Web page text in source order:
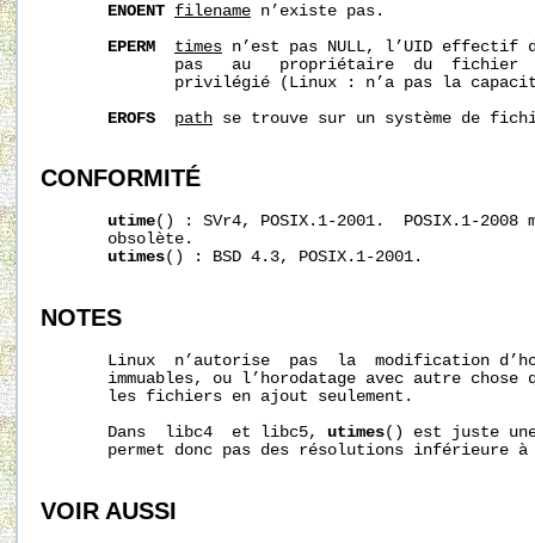
ENOENT filename n’existe pas.
EPERM
times n’est pas NULL, l’UID effectif
pas   au   propriétaire  du  fichier
privilégié (Linux : n’a pas la
EROFS
path se trouve sur un système de
CONFORMITÉ
utime() : SVr4, POSIX.1-2001.  POSIX.1-2008
       obsolète.
utimes() : BSD 4.3, POSIX.1-2001.
NOTES
Linux  n’autorise  pas  la  modification
immuables, ou l’horodatage avec autre chose
       les fichiers en ajout seulement.
       Dans  libc4  et libc5,
utimes() est juste
permet donc pas des résolutions inférieure à
VOIR AUSSI